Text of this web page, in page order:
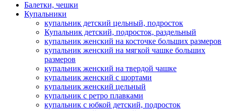
Балетки, чешки
Купальники
купальник детский цельный, подросток
Купальник детский, подросток, раздельный
купальник женский на косточке больших размеров
купальник женский на мягкой чашке больших
размеров
купальник женский на твердой чашке
купальник женский с шортами
купальник женский цельный
купальник с ретро плавками
купальник с юбкой детский, подросток